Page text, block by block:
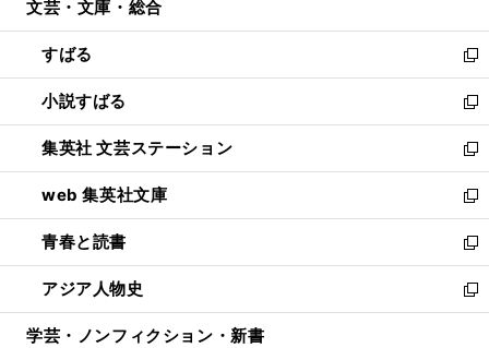
開
く
ウ
で
開
く
ン
ド
ウ
で
開
く
文芸・文庫・総合
すばる
新
し
い
ウ
ィ
ン
ド
ウ
で
開
く
小説すばる
新
し
い
ウ
ィ
ン
ド
ウ
で
開
集英社 文芸ステーション
新
し
い
ウ
ィ
ン
ド
ウ
web 集英社文庫
新
し
い
ウ
ィ
ン
青春と読書
新
し
い
ウ
アジア人物史
新
し
学芸・ノンフィクション・新書